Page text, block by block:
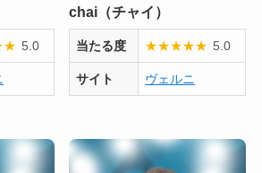
★ 5.0
chai（チャイ）
当たる度 ★★★★★ 5.0
サイト ヴェルニ